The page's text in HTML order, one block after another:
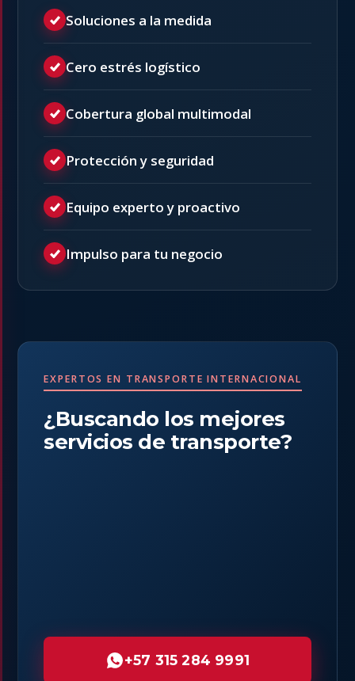
Soluciones a la medida
Cero estrés logístico
Cobertura global multimodal
Protección y seguridad
Equipo experto y proactivo
Impulso para tu negocio
EXPERTOS EN TRANSPORTE INTERNACIONAL
¿Buscando los mejores
servicios de transporte?
+57 315 284 9991